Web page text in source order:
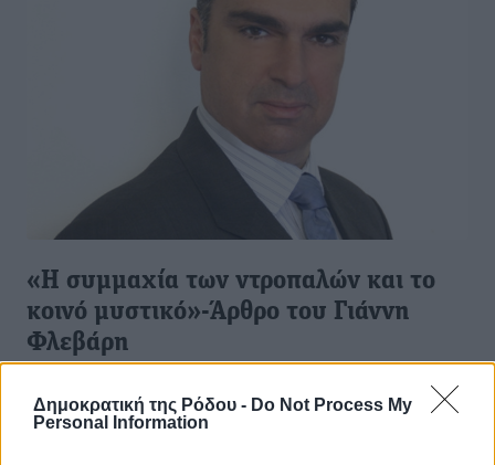
Δημοκρατική της Ρόδου - Do Not Process My
Personal Information
«Η συμμαχία των ντροπαλών και το
κοινό μυστικό»-Άρθρο του Γιάννη
Φλεβάρη
γνωρίζουν όλοι. Κάποιοι αποφάσισαν τι θα κάνουν στις
εκλογές και κάποιοι άλλοι όχι. Θα έλεγε κανείς ότι αυτό